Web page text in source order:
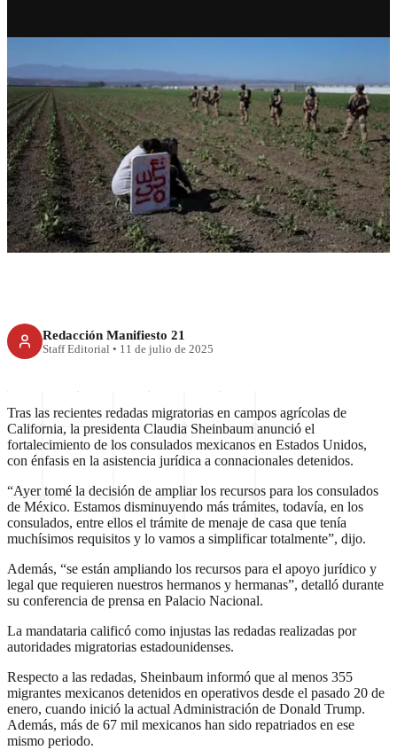
RECIENTE
México refuerza apoyo
consular ante redadas en EU
Redacción Manifiesto 21
Staff Editorial • 11 de julio de 2025
Tras las recientes redadas migratorias en campos agrícolas de
California, la presidenta Claudia Sheinbaum anunció el
fortalecimiento de los consulados mexicanos en Estados Unidos,
con énfasis en la asistencia jurídica a connacionales detenidos.
“Ayer tomé la decisión de ampliar los recursos para los consulados
de México. Estamos disminuyendo más trámites, todavía, en los
consulados, entre ellos el trámite de menaje de casa que tenía
muchísimos requisitos y lo vamos a simplificar totalmente”, dijo.
Además, “se están ampliando los recursos para el apoyo jurídico y
legal que requieren nuestros hermanos y hermanas”, detalló durante
su conferencia de prensa en Palacio Nacional.
La mandataria calificó como injustas las redadas realizadas por
autoridades migratorias estadounidenses.
Respecto a las redadas, Sheinbaum informó que al menos 355
migrantes mexicanos detenidos en operativos desde el pasado 20 de
enero, cuando inició la actual Administración de Donald Trump.
Además, más de 67 mil mexicanos han sido repatriados en ese
mismo periodo.